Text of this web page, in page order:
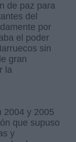
de paz para
del
por
el poder
sin
gran
la
2004 y 2005
que supuso
y